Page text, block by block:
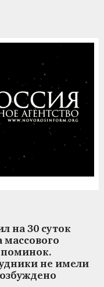
на 30 суток
массового
поминок.
не имели